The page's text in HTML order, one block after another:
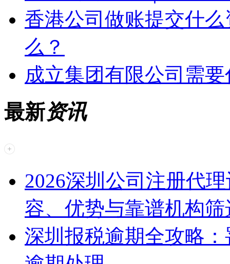
香港公司做账提交什
么？
成立集团有限公司需
最新资讯
2026深圳公司注册代
容、优势与靠谱机构筛
深圳报税逾期全攻略